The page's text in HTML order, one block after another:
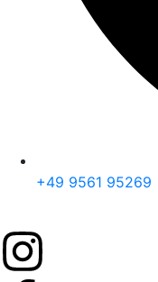
+49 9561 95269